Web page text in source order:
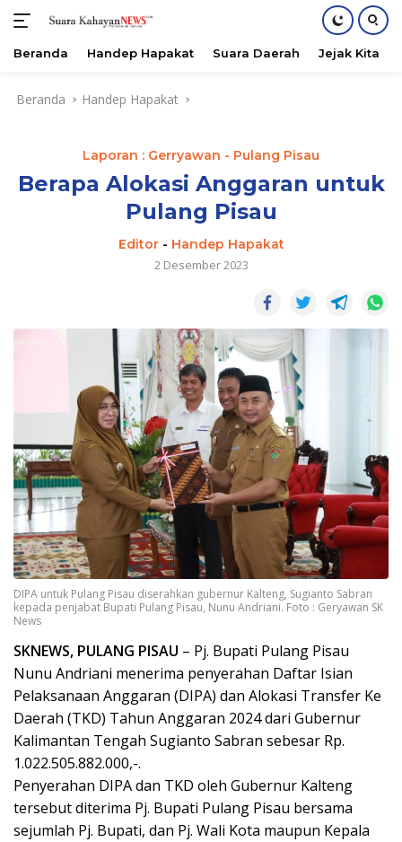
Beranda Handep Hapakat Suara Daerah Jejak Kita
Beranda Handep Hapakat
Laporan : Gerryawan - Pulang Pisau
Berapa Alokasi Anggaran untuk
Pulang Pisau
Editor- Handep Hapakat
2 Desember 2023
DIPA untuk Pulang Pisau diserahkan gubernur Kalteng, Sugianto Sabran
kepada penjabat Bupati Pulang Pisau, Nunu Andriani. Foto : Geryawan SK
News
SKNEWS, PULANG PISAU – Pj. Bupati Pulang Pisau
Nunu Andriani menerima penyerahan Daftar Isian
Pelaksanaan Anggaran (DIPA) dan Alokasi Transfer Ke
Daerah (TKD) Tahun Anggaran 2024 dari Gubernur
Kalimantan Tengah Sugianto Sabran sebesar Rp.
1.022.505.882.000,-.
Penyerahan DIPA dan TKD oleh Gubernur Kalteng
tersebut diterima Pj. Bupati Pulang Pisau bersama
sejumlah Pj. Bupati, dan Pj. Wali Kota maupun Kepala